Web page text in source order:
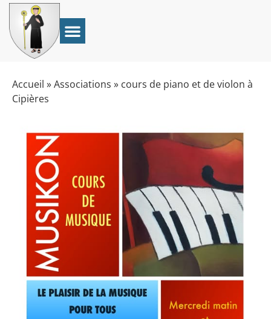
Accueil »Associations » cours de piano et de violon à
Cipières